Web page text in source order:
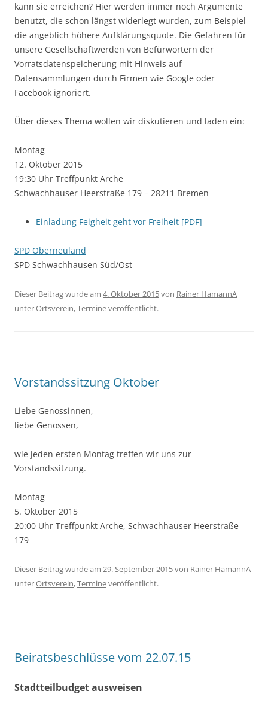
kann sie erreichen? Hier werden immer noch Argumente
benutzt, die schon längst widerlegt wurden, zum Beispiel
die angeblich höhere Aufklärungsquote. Die Gefahren für
unsere Gesellschaftwerden von Befürwortern der
Vorratsdatenspeicherung mit Hinweis auf
Datensammlungen durch Firmen wie Google oder
Facebook ignoriert.
Über dieses Thema wollen wir diskutieren und laden ein:
Montag
12. Oktober 2015
19:30 Uhr Treffpunkt Arche
Schwachhauser Heerstraße 179 – 28211 Bremen
Einladung Feigheit geht vor Freiheit [PDF]
SPD Oberneuland
SPD Schwachhausen Süd/Ost
Dieser Beitrag wurde am 4. Oktober 2015von Rainer HamannA
unterOrtsverein,Termineveröffentlicht.
Vorstandssitzung Oktober
Liebe Genossinnen,
liebe Genossen,
wie jeden ersten Montag treffen wir uns zur
Vorstandssitzung.
Montag
5. Oktober 2015
20:00 Uhr Treffpunkt Arche, Schwachhauser Heerstraße
179
Dieser Beitrag wurde am 29. September 2015von Rainer HamannA
unterOrtsverein,Termineveröffentlicht.
Beiratsbeschlüsse vom 22.07.15
Stadtteilbudget ausweisen